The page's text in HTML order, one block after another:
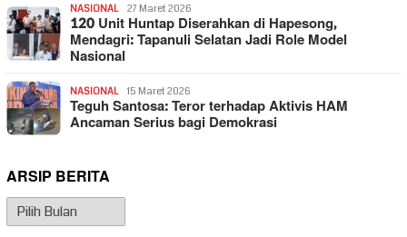
NASIONAL 27 Maret 2026
120 Unit Huntap Diserahkan di Hapesong,
Mendagri: Tapanuli Selatan Jadi Role Model
Nasional
NASIONAL 15 Maret 2026
Teguh Santosa: Teror terhadap Aktivis HAM
Ancaman Serius bagi Demokrasi
ARSIP BERITA
Arsip
Berita